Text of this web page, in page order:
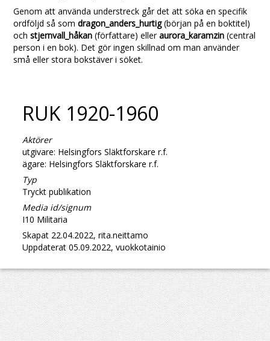
Genom att använda understreck går det att söka en specifik
ordföljd så somdragon_anders_hurtig(början på en boktitel)
ochstjernvall_håkan (författare) elleraurora_karamzin (central
person i en bok). Det gör ingen skillnad om man använder
små eller stora bokstäver i söket.
RUK 1920-1960
Aktörer
utgivare: Helsingfors Släktforskare r.f.
ägare: Helsingfors Släktforskare r.f.
Typ
Tryckt publikation
Media id/signum
I10 Militaria
Skapat 22.04.2022, rita.neittamo
Uppdaterat 05.09.2022, vuokkotainio